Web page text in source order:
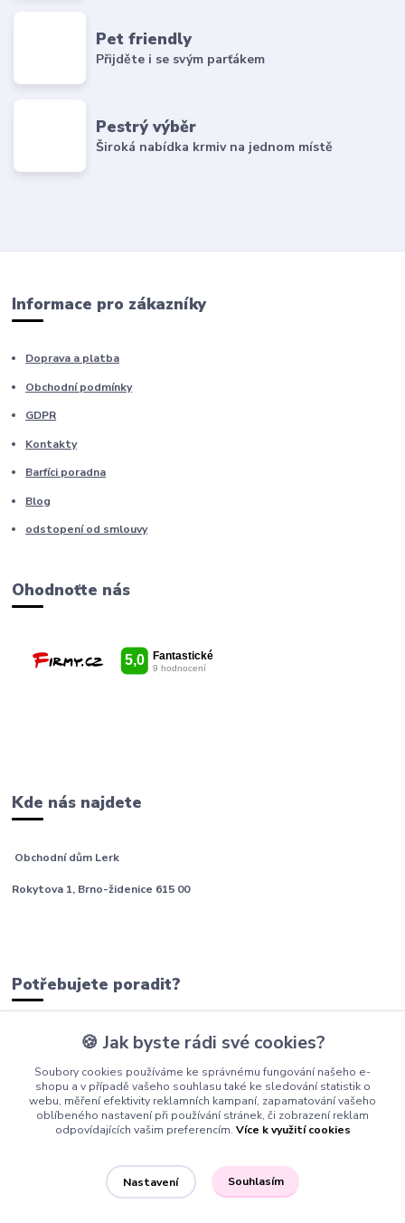
Pet friendly
Přijděte i se svým parťákem
Pestrý výběr
Široká nabídka krmiv na jednom místě
Informace pro zákazníky
Doprava a platba
Obchodní podmínky
GDPR
Kontakty
Barfíci poradna
Blog
odstopení od smlouvy
Ohodnoťte nás
Kde nás najdete
Obchodní dům Lerk
Rokytova 1, Brno-židenice 615 00
Potřebujete poradit?
+420 605 277 576
info@barfici.cz
🍪 Jak byste rádi své cookies?
Soubory cookies používáme ke správnému fungování našeho e-
shopu a v případě vašeho souhlasu také ke sledování statistik o
webu, měření efektivity reklamních kampaní, zapamatování vašeho
oblíbeného nastavení při používání stránek, či zobrazení reklam
odpovídajících vašim preferencím. Více k využití cookies
Nastavení Souhlasím